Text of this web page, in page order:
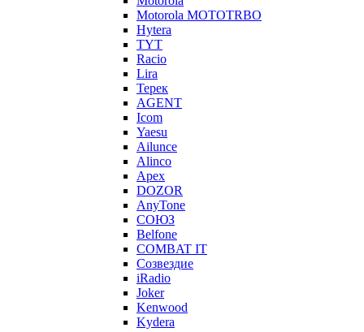
Motorola MOTOTRBO
Hytera
TYT
Racio
Lira
Терек
AGENT
Icom
Yaesu
Ailunce
Alinco
Apex
DOZOR
AnyTone
СОЮЗ
Belfone
COMBAT IT
Созвездие
iRadio
Joker
Kenwood
Kydera